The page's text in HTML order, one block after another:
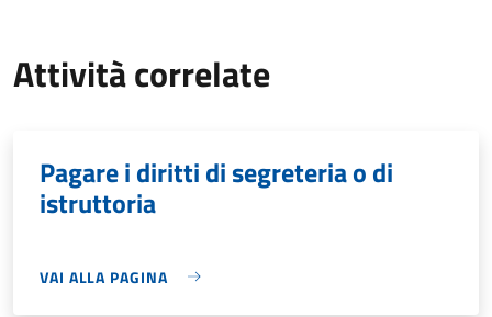
Attività correlate
Pagare i diritti di segreteria o di
istruttoria
VAI ALLA PAGINA